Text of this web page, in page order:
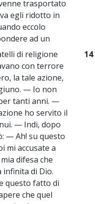
trasportato
egli ridotto in
eccolo
ad un
di religione
con terrore
la tale azione,
— Io non
tanti anni. —
ho servito il
— Indi, dopo
— Ah! su questo
mi accusate a
difesa che
infinita di Dio.
questo fatto di
che quel
14